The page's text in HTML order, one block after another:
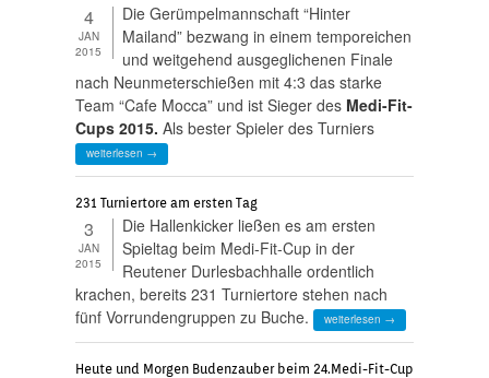
4
JAN
2015
Die Gerümpelmannschaft “Hinter
Mailand” bezwang in einem temporeichen
und weitgehend ausgeglichenen Finale
nach Neunmeterschießen mit 4:3 das starke
Team “Cafe Mocca” und ist Sieger des Medi-Fit-
Cups 2015. Als bester Spieler des Turniers
weiterlesen →
231 Turniertore am ersten Tag
3
JAN
2015
Die Hallenkicker ließen es am ersten
Spieltag beim Medi-Fit-Cup in der
Reutener Durlesbachhalle ordentlich
krachen, bereits 231 Turniertore stehen nach
fünf Vorrundengruppen zu Buche.
weiterlesen →
Heute und Morgen Budenzauber beim 24.Medi-Fit-Cup